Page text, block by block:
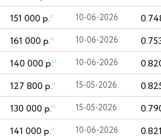
151 000 р.* 10-06-2026
161 000 р.* 10-06-2026
140 000 р.* 10-06-2026
127 800 р.* 15-05-2026
130 000 р.* 15-05-2026
141 000 р.* 10-06-2026 0.821